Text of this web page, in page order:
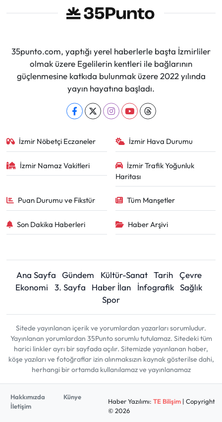
35punto.com, yaptığı yerel haberlerle başta İzmirliler
olmak üzere Egelilerin kentleri ile bağlarının
güçlenmesine katkıda bulunmak üzere 2022 yılında
yayın hayatına başladı.
İzmir Nöbetçi Eczaneler İzmir Hava Durumu
İzmir Namaz Vakitleri
İzmir Trafik Yoğunluk
Haritası
Puan Durumu ve Fikstür Tüm Manşetler
Son Dakika Haberleri Haber Arşivi
Ana Sayfa Gündem Kültür-Sanat Tarih
Çevre
Ekonomi
3. Sayfa Haber İlan İnfografik Sağlık
Spor
Sitede yayınlanan içerik ve yorumlardan yazarları sorumludur.
Yayınlanan yorumlardan 35Punto sorumlu tutulamaz. Sitedeki tüm
harici linkler ayrı bir sayfada açılır. Sitemizde yayınlanan haber,
köşe yazıları ve fotoğraflar izin alınmaksızın kaynak gösterilse dahi,
herhangi bir ortamda kullanılamaz ve yayınlanamaz
Hakkımızda
Künye
İletişim
Haber Yazılımı: TE Bilişim| Copyright
© 2026